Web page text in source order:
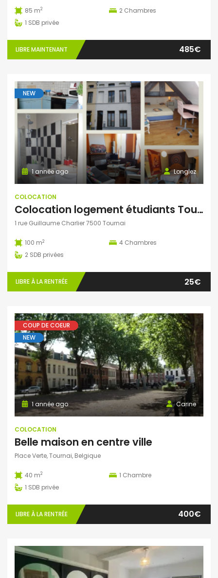
85 m2 2 Chambres
1 SDB privée
LIBRE MAINTENANT 485€
NEW
Longlez
1 année ago
COLOCATION
Colocation logement étudiants Tournai Gare 3 pl dispos
1 rue Guillaume Charlier 7500 Tournai
100 m2 4 Chambres
2 SDB privées
LIBRE À LA RENTRÉE 25€
COUP DE COEUR
NEW
Carine
1 année ago
COLOCATION
Belle maison en centre ville
Place Verte, Tournai, Belgique
40 m2 1 Chambre
1 SDB privée
LIBRE À LA RENTRÉE 400€